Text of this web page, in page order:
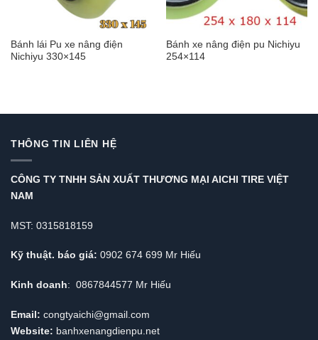
Bánh lái Pu xe nâng điện
Nichiyu 330×145
Bánh xe nâng điện pu Nichiyu
254×114
THÔNG TIN LIÊN HỆ
CÔNG TY TNHH SẢN XUẤT THƯƠNG MẠI AICHI TIRE VIỆT
NAM
MST: 0315818159
Kỹ thuật. báo giá: 0902 674 699 Mr Hiếu
Kinh doanh: 0867844577 Mr Hiếu
Email: congtyaichi@gmail.com
Website: banhxenangdienpu.net